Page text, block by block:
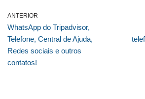
ANTERIOR
WhatsApp do Tripadvisor,
Telefone, Central de Ajuda,
Redes sociais e outros
contatos!